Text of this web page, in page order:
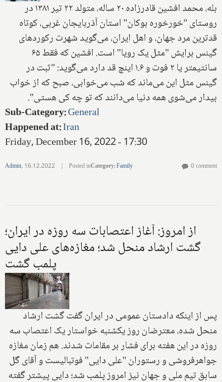
بله، محمد افشین قادرزاده ۲۰ ساله، متولد ۲۲ تیر ۱۳۸۱ در
روستای "خورخوره بوکان" استان آذربایجان غربی، کوتاه
قدترین مرد جهان، و اهل ایران، می‌گوید شهرت رکوردهای
گینس برایش "مثل یک رویا" است. افشین که فقط ۶۵
سانتیمتر یا ۲ فوت و ۱.۶ اینچ قد دارد می‌گوید: "ثبت در
گینس مثل این می‌ماند که شب می‌خوابی، صبح که از خواب
بیدار می‌شوی همه دنیا می‌دانند که تو چه کی هستی".
Sub-Category:General
Happened at:Iran
Friday, December 16, 2022 - 17:30
Admin, 16.12.2022 | Posted inCategory:Family 0 comment
از امروز: آغاز اعتصابات سه روزه در ایران؛
گشت ارشاد منحل شد؛ مغازه‌های علی دایی
پلمب گشت
پس از اینکه دادستان عمومی در ایران گفت گشت ارشاد
منحل شده،‌‌ معترضان روز یکشنبه خواستار یک اعتصاب سه
روزه در این هفته برای فشار بر مقامات شدند. هم زمان مغازه
جواهرفروشی و رستوران "علی دایی" فوتبالیست و آقای گل
سابق تیم ملی و جهان نیز امروز پلمب شد؛ دایی پیشتر گفته